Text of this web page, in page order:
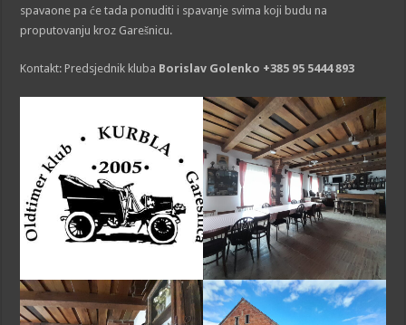
spavaone pa će tada ponuditi i spavanje svima koji budu na
proputovanju kroz Garešnicu.
Kontakt: Predsjednik kluba Borislav Golenko +385 95 5444 893